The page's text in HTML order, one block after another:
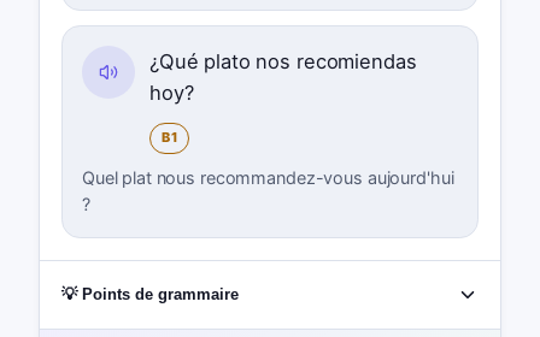
¿Qué plato nos recomiendas
hoy?
B1
Quel plat nous recommandez-vous aujourd'hui
?
💡 Points de grammaire